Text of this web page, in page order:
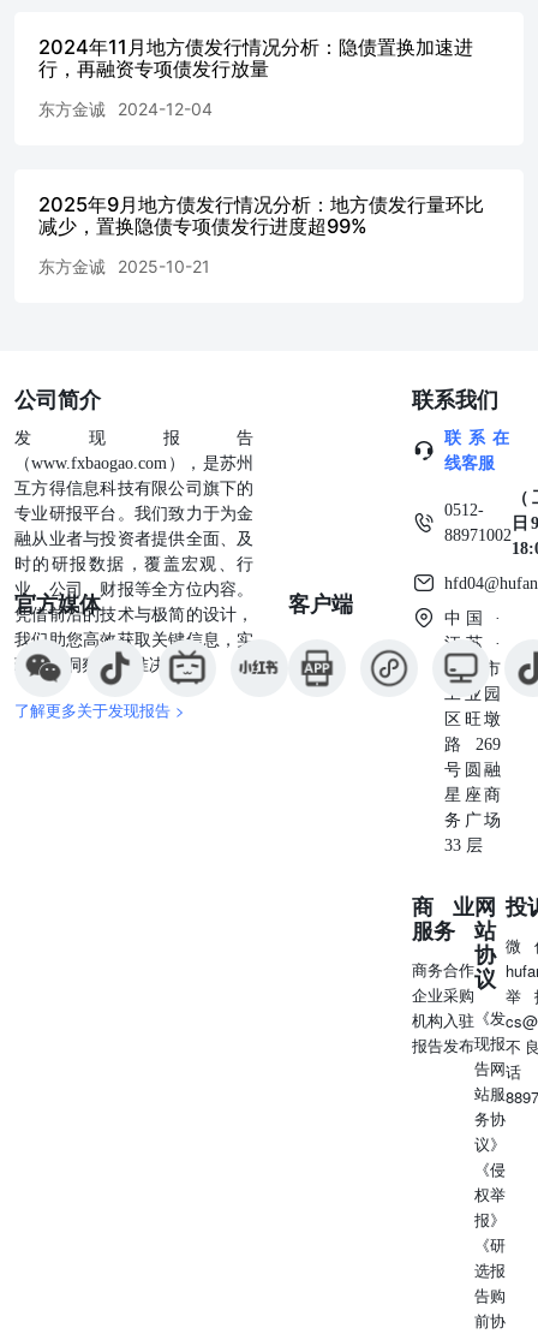
途主要为政府投资项目（1481亿元）、项目建设（1491亿
元）和政府存量投资项目（39亿元）。 二 、区 域 发 行 情
况 9月共有33个省市（含计划单列市）发行地方债，其中江
东、江苏发行量均超过4000亿元，合计发行13755亿元，占
同期总发行量的20.9%。 权利及免责声明： 本研究报告及
相关的信用分析数据、模型、软件、研究观点等所有内容的
以任何方式使用本研究报告，东方金诚对本研究报告的未授
权使用、超授权使用和非法使用等不当使用行为所造成的一
切后果均不承担任何责任。 本研究报告中引用的标明出处
的公开资料，其合法性、真实性、准确性、完整性均由资料
提供方或/及发布方负责，东方金诚对该等资料进行了合理
审慎的核查，但不应视为东方金诚对其合法性、真实性、准
确性及完整性提供了任何形式的保证。 本研究报告的结
论，是在最初发表本报告日期当日按照东方金诚的研究流程
及标准做出的独立判断，遵循了客观、公正的原则，未受第
三方组织或个人的干预和影响。东方金诚可能不时补充、修
订或更新有关信息，也可能发出其他与本报告所载内容不一
致或有不同结论的报告，但没有义务和责任更新本报告并通
知报告使用者。 本研究报告仅用于为投资人、发行人等授
权使用方提供第三方参考意见，并非是对某种决策的结论或
建议；投资者应审慎使用本研究报告，自行对投资行为和投
资结果负责，东方金诚不对其承担任何责任。 本声明为本
研究报告不可分割的内容，任何使用者使用或引用本报告，
应转载本声明。并且，相关引用必须注明来自东方金诚且不
得篡改、歪曲或有任何类似性质的修改行为。 地址：北京
2024年11月地方债发行情况分析：隐债置换加速进
行，再融资专项债发行放量
东方金诚 2024-12-04
2025年9月地方债发行情况分析：地方债发行量环比
减少，置换隐债专项债发行进度超99%
东方金诚 2025-10-21
公司简介
发现报告
（www.fxbaogao.com），是苏州
互方得信息科技有限公司旗下的
专业研报平台。我们致力于为金
融从业者与投资者提供全面、及
时的研报数据，覆盖宏观、行
业、公司、财报等全方位内容。
凭借前沿的技术与极简的设计，
我们助您高效获取关键信息，实
现深度洞察与精准决策。
了解更多关于发现报告 >
官方媒体 客户端
联系我们
联系在
线客服
0512-
88971002
日
中国 ·
江苏 ·
苏州市
工业园
区旺墩
路269
号圆融
星座商
务广场
33 层
商业
服务
商务合作
企业采购
机构入驻
报告发布
网
站
协
议
《发
现报
告网
站服
务协
议》
《侵
权举
报》
《研
选报
告购
前协
投
微
举
不